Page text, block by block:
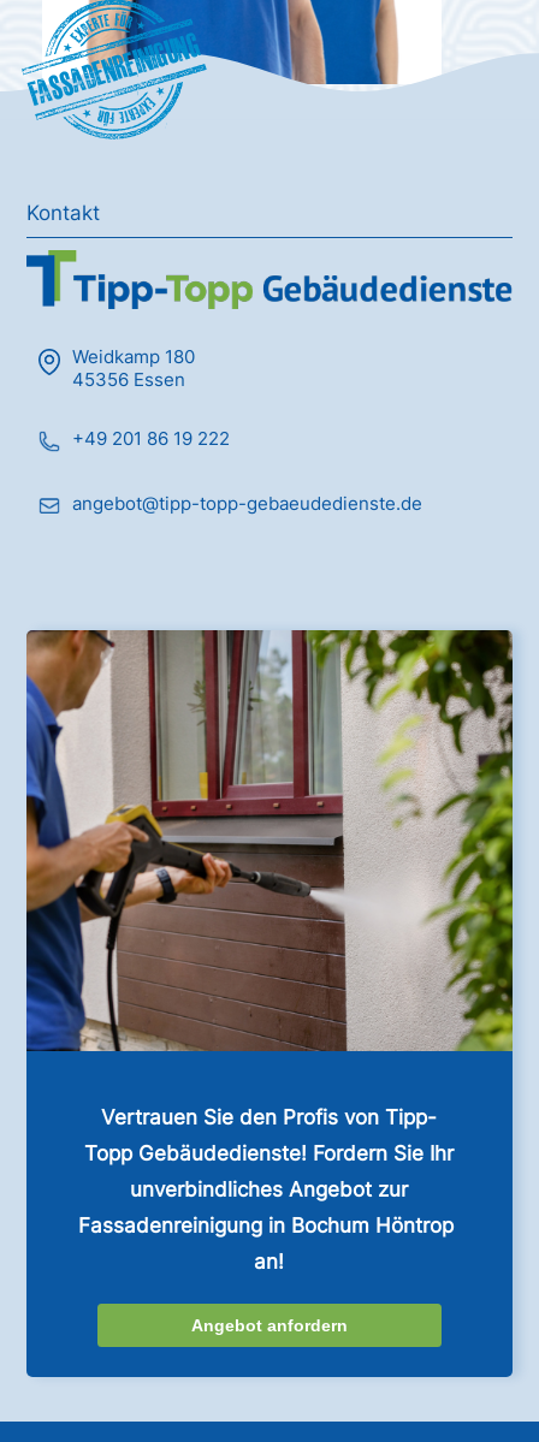
Fassadenreinigung
Kontakt
Weidkamp 180
45356 Essen
+49 201 86 19 222
angebot@tipp-topp-gebaeudedienste.de
Vertrauen Sie den Profis von Tipp-
Topp Gebäudedienste! Fordern Sie Ihr
unverbindliches Angebot zur
Fassadenreinigung in Bochum Höntrop
an!
Angebot anfordern